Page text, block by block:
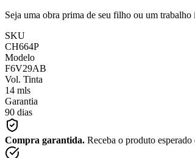
Seja uma obra prima de seu filho ou um
SKU
CH664P
Modelo
F6V29AB
Vol. Tinta
14 mls
Garantia
90 dias
Compra garantida. Receba o produto